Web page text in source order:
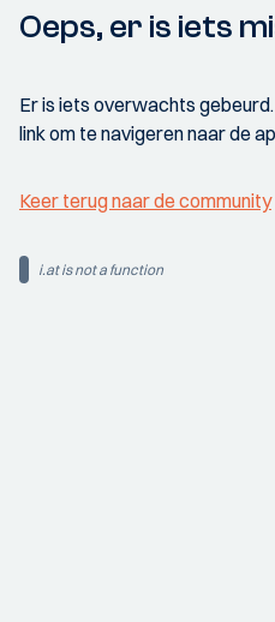
Oeps, er is iets
Er is iets overwachts
link om te navigeren naar de
Keer terug naar de community
i.at is not a function